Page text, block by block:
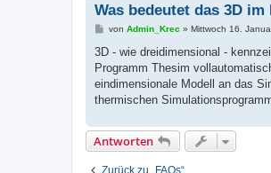
Was bedeutet das 3D
B
i
r
a
von Admin_Krec » Mittwoch 16.
3D - wie dreidimensional -
Programm Thesim
eindimensionale Modell an das
thermischen
Antworten
Zurück zu „FAQs“